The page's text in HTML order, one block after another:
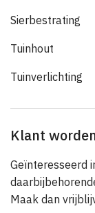
Sierbestrating
Tuinhout
Tuinverlichting
Klant
Geïnteresseerd
Maak dan